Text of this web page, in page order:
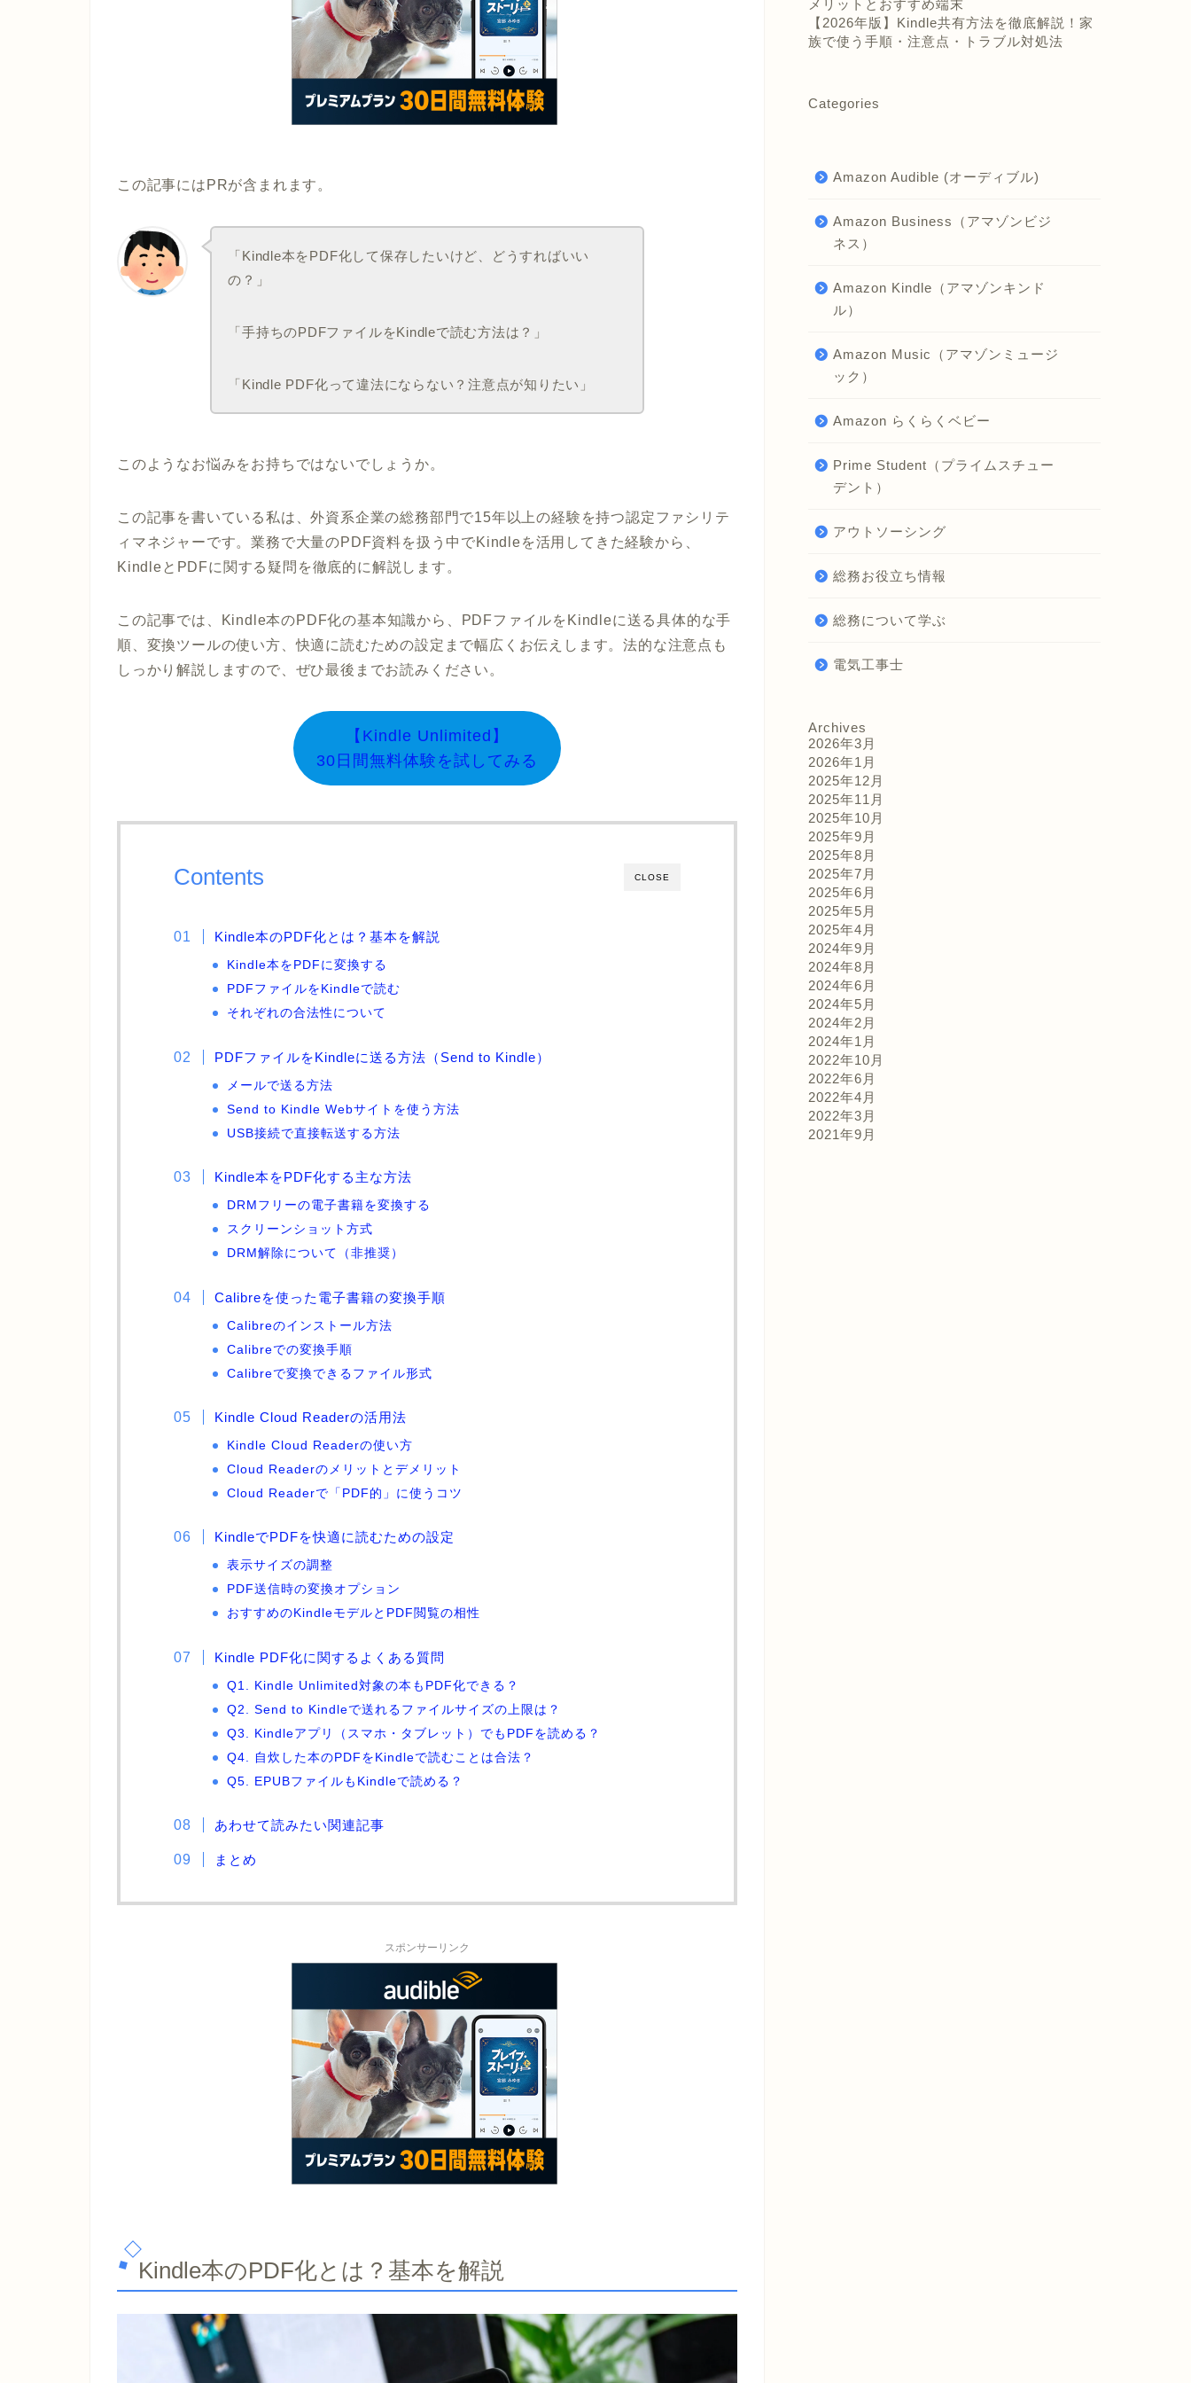
この記事にはPRが含まれます。
「Kindle本をPDF化して保存したいけど、どうすればいい
の？」
「手持ちのPDFファイルをKindleで読む方法は？」
「Kindle PDF化って違法にならない？注意点が知りたい」
このようなお悩みをお持ちではないでしょうか。
この記事を書いている私は、外資系企業の総務部門で15年以上の経験を持つ認定ファシリテ
ィマネジャーです。業務で大量のPDF資料を扱う中でKindleを活用してきた経験から、
KindleとPDFに関する疑問を徹底的に解説します。
この記事では、Kindle本のPDF化の基本知識から、PDFファイルをKindleに送る具体的な手
順、変換ツールの使い方、快適に読むための設定まで幅広くお伝えします。法的な注意点も
しっかり解説しますので、ぜひ最後までお読みください。
【Kindle Unlimited】
30日間無料体験を試してみる
CLOSE
Contents
Kindle本のPDF化とは？基本を解説
Kindle本をPDFに変換する
PDFファイルをKindleで読む
それぞれの合法性について
PDFファイルをKindleに送る方法（Send to Kindle）
メールで送る方法
Send to Kindle Webサイトを使う方法
USB接続で直接転送する方法
Kindle本をPDF化する主な方法
DRMフリーの電子書籍を変換する
スクリーンショット方式
DRM解除について（非推奨）
Calibreを使った電子書籍の変換手順
Calibreのインストール方法
Calibreでの変換手順
Calibreで変換できるファイル形式
Kindle Cloud Readerの活用法
Kindle Cloud Readerの使い方
Cloud Readerのメリットとデメリット
Cloud Readerで「PDF的」に使うコツ
KindleでPDFを快適に読むための設定
表示サイズの調整
PDF送信時の変換オプション
おすすめのKindleモデルとPDF閲覧の相性
Kindle PDF化に関するよくある質問
Q1. Kindle Unlimited対象の本もPDF化できる？
Q2. Send to Kindleで送れるファイルサイズの上限は？
Q3. Kindleアプリ（スマホ・タブレット）でもPDFを読める？
Q4. 自炊した本のPDFをKindleで読むことは合法？
Q5. EPUBファイルもKindleで読める？
あわせて読みたい関連記事
まとめ
スポンサーリンク
Kindle本のPDF化とは？基本を解説
メリットとおすすめ端末
【2026年版】Kindle共有方法を徹底解説！家
族で使う手順・注意点・トラブル対処法
Categories
Amazon Audible (オーディブル)
Amazon Business（アマゾンビジ
ネス）
Amazon Kindle（アマゾンキンド
ル）
Amazon Music（アマゾンミュージ
ック）
Amazon らくらくベビー
Prime Student（プライムスチュー
デント）
アウトソーシング
総務お役立ち情報
総務について学ぶ
電気工事士
Archives
2026年3月
2026年1月
2025年12月
2025年11月
2025年10月
2025年9月
2025年8月
2025年7月
2025年6月
2025年5月
2025年4月
2024年9月
2024年8月
2024年6月
2024年5月
2024年2月
2024年1月
2022年10月
2022年6月
2022年4月
2022年3月
2021年9月